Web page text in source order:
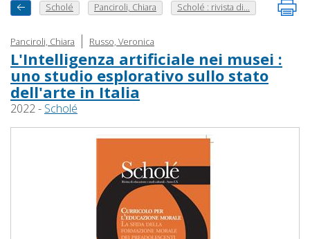
Scholé Panciroli, Chiara Scholé : rivista di...
Panciroli, Chiara | Russo, Veronica
L'Intelligenza artificiale nei musei :
uno studio esplorativo sullo stato
dell'arte in Italia
2022 - Scholé